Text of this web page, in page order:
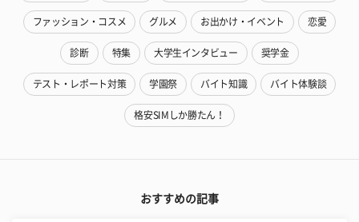
ファッション・コスメ グルメ お出かけ・イベント 恋愛
診断 特集 大学生インタビュー 奨学金
テスト・レポート対策 学園祭 バイト知識 バイト体験談
格安SIMしか勝たん！
おすすめの記事